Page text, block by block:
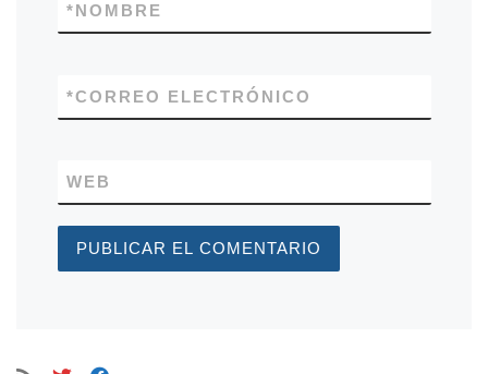
NOMBRE
*
CORREO ELECTRÓNICO
*
WEB